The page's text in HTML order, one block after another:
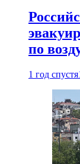
по
1 год спустя